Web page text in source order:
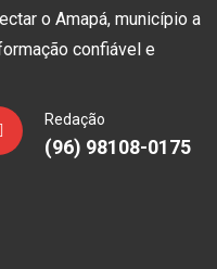
o Amapá, município a
confiável e
Redação
(96) 98108-0175